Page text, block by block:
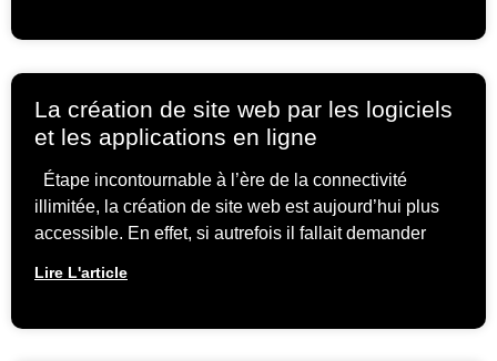
La création de site web par les logiciels
et les applications en ligne
Étape incontournable à l’ère de la connectivité
illimitée, la création de site web est aujourd’hui plus
accessible. En effet, si autrefois il fallait demander
Lire L'article